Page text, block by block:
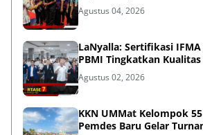
Agustus 04, 2026
LaNyalla: Sertifikasi
PBMI Tingkatkan
Agustus 02, 2026
KKN UMMat Kelompok
Pemdes Baru Gelar